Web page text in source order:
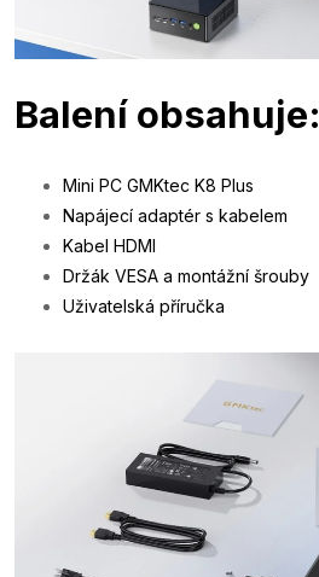
Balení obsahuje:
Mini PC GMKtec K8 Plus
Napájecí adaptér s kabelem
Kabel HDMI
Držák VESA a montážní šrouby
Uživatelská příručka